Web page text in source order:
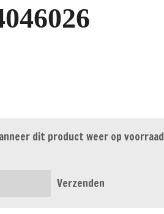
dit product weer op voorraad
Verzenden